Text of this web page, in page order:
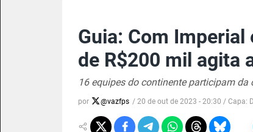
Guia: Com
de R$200 mil agita
16 equipes do continente participam
por @vazfps / 20 de out de 2023 - 20:30 / Capa: